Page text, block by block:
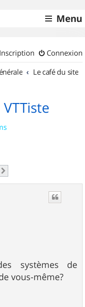
Menu
Connexion
Inscription
Le café du site
systèmes de
vous-même?